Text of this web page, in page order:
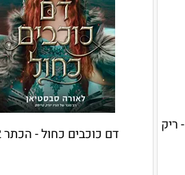
תקוות האולימפוס - פרסי ג'קסון 5 - ריק
דם כוכבים כחול - הכתר 2